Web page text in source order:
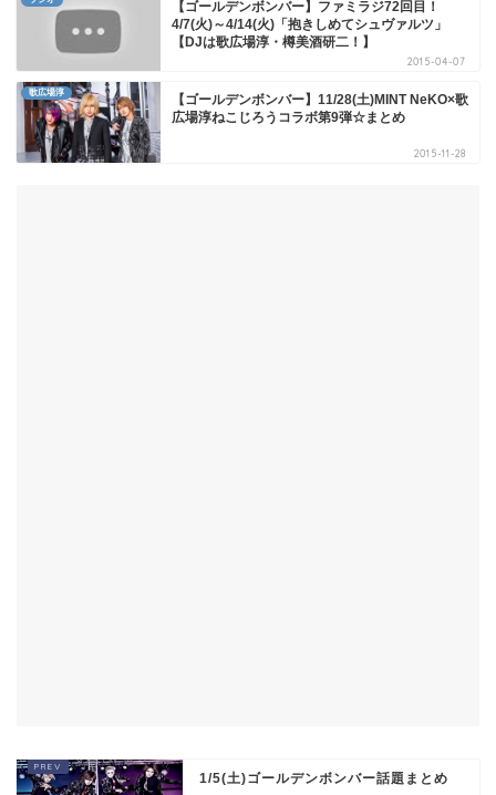
【ゴールデンボンバー】ファミラジ72回目！
4/7(火)～4/14(火)「抱きしめてシュヴァルツ」
【DJは歌広場淳・樽美酒研二！】
2015-04-07
歌広場淳
【ゴールデンボンバー】11/28(土)MINT NeKO×歌
広場淳ねこじろうコラボ第9弾☆まとめ
2015-11-28
1/5(土)ゴールデンボンバー話題まとめ